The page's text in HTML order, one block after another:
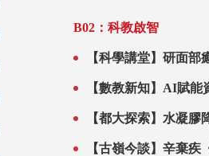
B02：科教啟智
【科學講堂】研面